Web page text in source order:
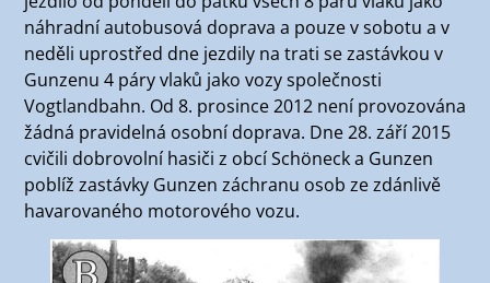
náhradní autobusová doprava a pouze v sobotu a v
neděli uprostřed dne jezdily na trati se zastávkou v
Gunzenu 4 páry vlaků jako vozy společnosti
Vogtlandbahn. Od 8. prosince 2012 není provozována
žádná pravidelná osobní doprava. Dne 28. září 2015
cvičili dobrovolní hasiči z obcí Schöneck a Gunzen
poblíž zastávky Gunzen záchranu osob ze zdánlivě
havarovaného motorového vozu.